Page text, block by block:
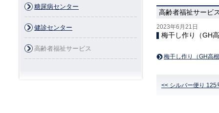
高齢者福祉サービ
2023年6月21日
梅干し作り（GH
梅干し作り（GH高
<< シルバー便り 125
糖尿病センター
健診センター
高齢者福祉サービス